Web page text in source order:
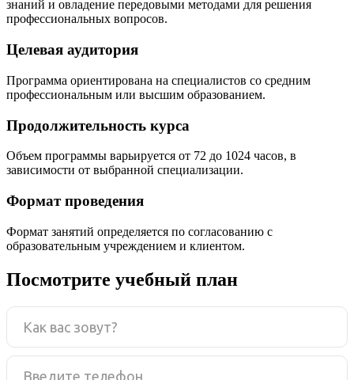
знаний и овладение передовыми методами для решения
профессиональных вопросов.
Целевая аудитория
Программа ориентирована на специалистов со средним
профессиональным или высшим образованием.
Продолжительность курса
Объем программы варьируется от 72 до 1024 часов, в
зависимости от выбранной специализации.
Формат проведения
Формат занятий определяется по согласованию с
образовательным учреждением и клиентом.
Посмотрите учебный план